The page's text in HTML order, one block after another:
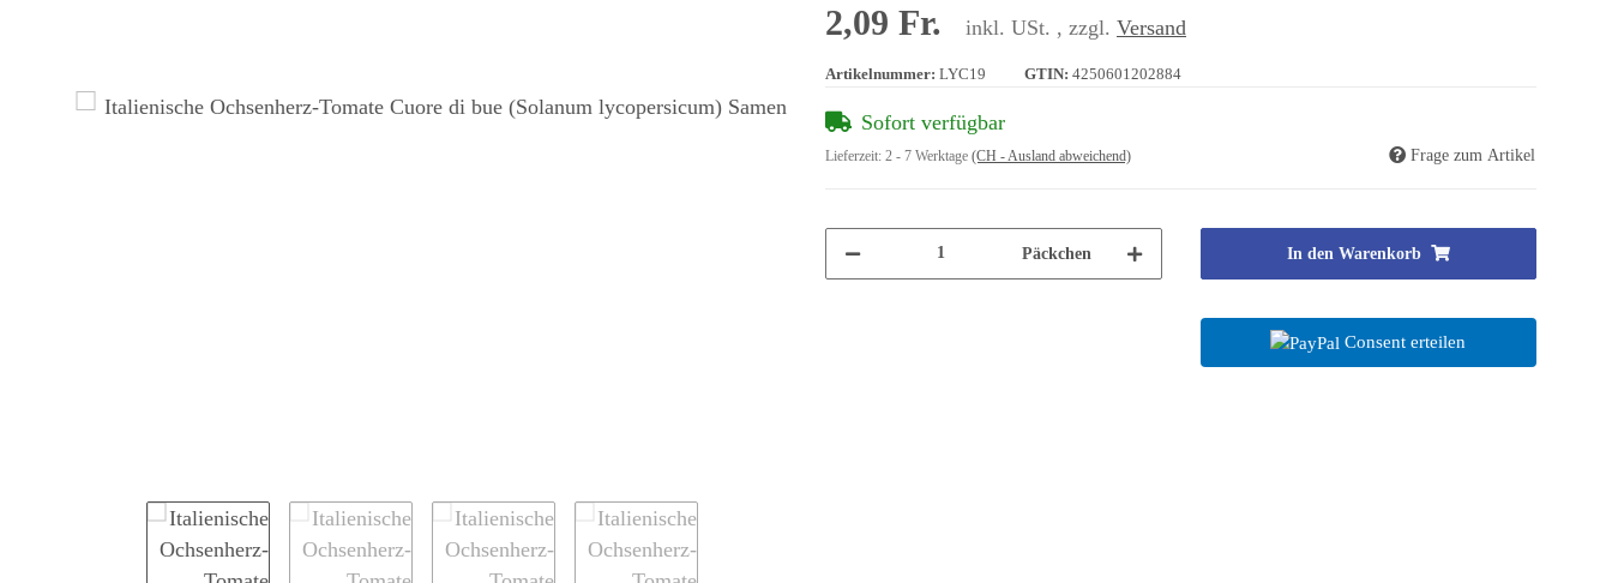
2,09 Fr. inkl. USt. , zzgl. Versand
Artikelnummer: LYC19 GTIN: 4250601202884
Sofort verfügbar
Lieferzeit: 2 - 7 Werktage (CH - Ausland abweichend) Frage zum Artikel
Päckchen In den Warenkorb
Consent erteilen